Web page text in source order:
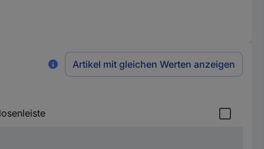
Artikel mit gleichen Werten anzeigen